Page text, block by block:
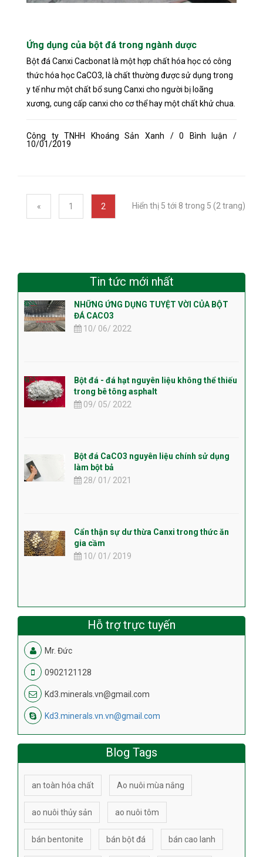
Ứng dụng của bột đá trong ngành dược
Bột đá Canxi Cacbonat là một hợp chất hóa học có công
thức hóa học CaCO3, là chất thường được sử dụng trong
y tế như một chất bổ sung Canxi cho người bị loãng
xương, cung cấp canxi cho cơ thể hay một chất khử chua.
Công ty TNHH Khoáng Sản Xanh / 0 Bình luận /
10/01/2019
« 1 2 Hiển thị 5 tới 8 trong 5 (2 trang)
Tin tức mới nhất
NHỮNG ỨNG DỤNG TUYỆT VỜI CỦA BỘT
ĐÁ CACO3
10/ 06/ 2022
Bột đá - đá hạt nguyên liệu không thể thiếu
trong bê tông asphalt
09/ 05/ 2022
Bột đá CaCO3 nguyên liệu chính sử dụng
làm bột bả
28/ 01/ 2021
Cẩn thận sự dư thừa Canxi trong thức ăn
gia cầm
10/ 01/ 2019
Hỗ trợ trực tuyến
Mr. Đức
0902121128
Kd3.minerals.vn@gmail.com
Kd3.minerals.vn.vn@gmail.com
Blog Tags
an toàn hóa chất Ao nuôi mùa nắng
ao nuôi thủy sản ao nuôi tôm
bán bentonite bán bột đá bán cao lanh